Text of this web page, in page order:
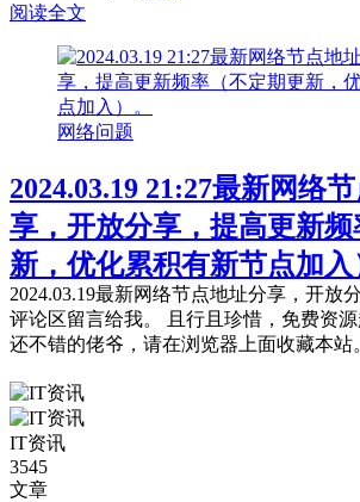
阅读全文
网络问题
2024.03.19 21:27最新网络
享，开放分享，提高更新
新，优化累积有新节点加入
2024.03.19最新网络节点地址分享，开放
评论区留言给我。 且行且珍惜，免费资
还不错的佬爷，请在浏览器上面收藏本站
收费版的高速机场节点相提并论，不能奢
联，请下载本站APP进行安装或是收藏本
见问题，统一回复： 第一：注意你自己的
接当中的...
IT资讯
3545
文章